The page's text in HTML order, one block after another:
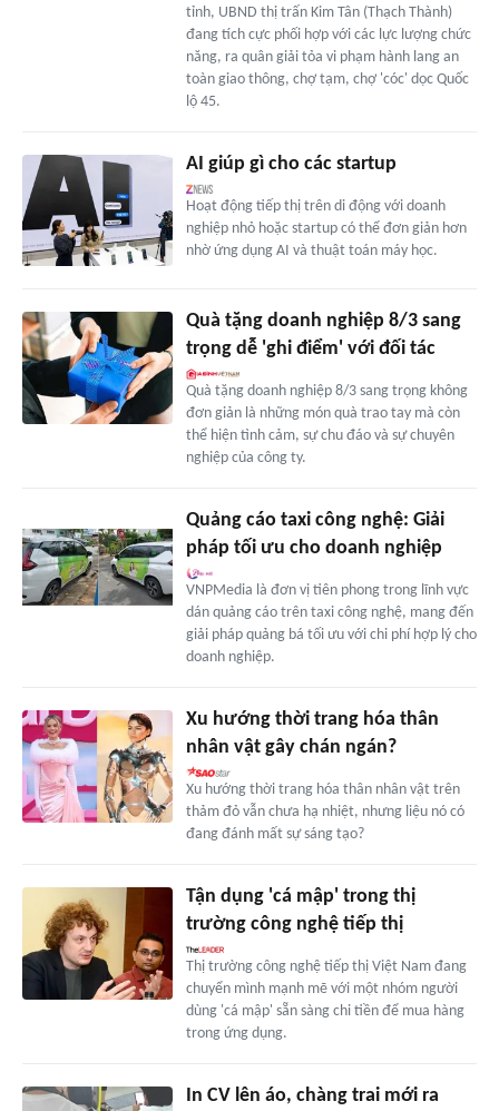
tỉnh, UBND thị trấn Kim Tân (Thạch Thành)
đang tích cực phối hợp với các lực lượng chức
năng, ra quân giải tỏa vi phạm hành lang an
toàn giao thông, chợ tạm, chợ 'cóc' dọc Quốc
lộ 45.
AI giúp gì cho các startup
Hoạt động tiếp thị trên di động với doanh
nghiệp nhỏ hoặc startup có thể đơn giản hơn
nhờ ứng dụng AI và thuật toán máy học.
Quà tặng doanh nghiệp 8/3 sang
trọng dễ 'ghi điểm' với đối tác
Quà tặng doanh nghiệp 8/3 sang trọng không
đơn giản là những món quà trao tay mà còn
thể hiện tình cảm, sự chu đáo và sự chuyên
nghiệp của công ty.
Quảng cáo taxi công nghệ: Giải
pháp tối ưu cho doanh nghiệp
VNPMedia là đơn vị tiên phong trong lĩnh vực
dán quảng cáo trên taxi công nghệ, mang đến
giải pháp quảng bá tối ưu với chi phí hợp lý cho
doanh nghiệp.
Xu hướng thời trang hóa thân
nhân vật gây chán ngán?
Xu hướng thời trang hóa thân nhân vật trên
thảm đỏ vẫn chưa hạ nhiệt, nhưng liệu nó có
đang đánh mất sự sáng tạo?
Tận dụng 'cá mập' trong thị
trường công nghệ tiếp thị
Thị trường công nghệ tiếp thị Việt Nam đang
chuyển mình mạnh mẽ với một nhóm người
dùng 'cá mập' sẵn sàng chi tiền để mua hàng
trong ứng dụng.
In CV lên áo, chàng trai mới ra